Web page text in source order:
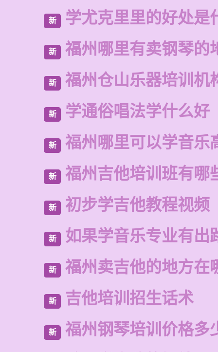
新 学尤克里里的好处是
新 福州哪里有卖钢琴的
新 福州仓山乐器培训机
新 学通俗唱法学什么好
新 福州哪里可以学音乐
新 福州吉他培训班有哪
新 初步学吉他教程视频
新 如果学音乐专业有出
新 福州卖吉他的地方在
新 吉他培训招生话术
新 福州钢琴培训价格多